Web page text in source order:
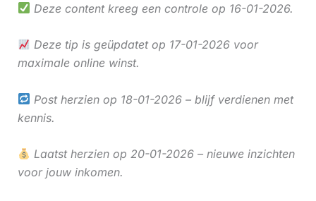
Deze content kreeg een controle op 16-01-2026.
Deze tip is geüpdatet op 17-01-2026 voor
maximale online winst.
Post herzien op 18-01-2026 – blijf verdienen met
kennis.
Laatst herzien op 20-01-2026 – nieuwe inzichten
voor jouw inkomen.